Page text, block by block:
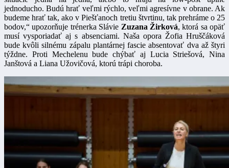
jednoducho. Budú hrať veľmi rýchlo, veľmi agresívne v obrane. Ak
budeme hrať tak, ako v Piešťanoch tretiu štvrtinu, tak prehráme o 25
bodov,“ upozorňuje trénerka Slávie Zuzana Žirková, ktorá sa opäť
musí vysporiadať aj s absenciami. Naša opora Žofia Hruščáková
bude kvôli silnému zápalu plantárnej fascie absentovať dva až štyri
týždne. Proti Mechelenu bude chýbať aj Lucia Striešová, Nina
Janštová a Liana Užovičová, ktorú trápi choroba.